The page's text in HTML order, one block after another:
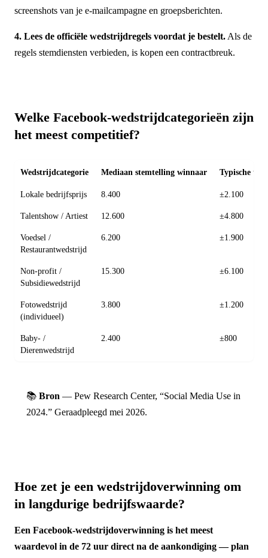
screenshots van je e-mailcampagne en groepsberichten.
4. Lees de officiële wedstrijdregels voordat je bestelt. Als de
regels stemdiensten verbieden, is kopen een contractbreuk.
Welke Facebook-wedstrijdcategorieën zijn
het meest competitief?
Wedstrijdcategorie Mediaan stemtelling winnaar Typische
Lokale bedrijfsprijs 8.400 ±2.100
Talentshow / Artiest 12.600 ±4.800
Voedsel /
Restaurantwedstrijd
6.200 ±1.900
Non-profit /
Subsidiewedstrijd
15.300 ±6.100
Fotowedstrijd
(individueel)
3.800 ±1.200
Baby- /
Dierenwedstrijd
2.400 ±800
📚 Bron — Pew Research Center, “Social Media Use in
2024.” Geraadpleegd mei 2026.
Hoe zet je een wedstrijdoverwinning om
in langdurige bedrijfswaarde?
Een Facebook-wedstrijdoverwinning is het meest
waardevol in de 72 uur direct na de aankondiging — plan